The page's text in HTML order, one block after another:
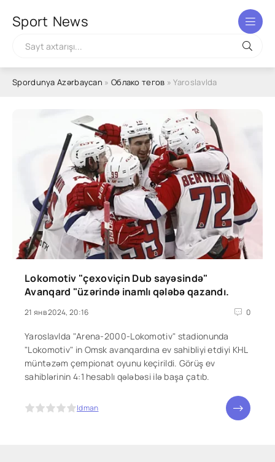
Sport News
Spordunya Azərbaycan » Облако тегов » Yaroslavlda
Lokomotiv "çexoviçin Dub sayəsində"
Avanqard "üzərində inamlı qələbə qazandı.
21 янв 2024, 20:16 0
Yaroslavlda "Arena-2000-Lokomotiv" stadionunda
"Lokomotiv" in Omsk avanqardına ev sahibliyi etdiyi KHL
müntəzəm çempionat oyunu keçirildi. Görüş ev
sahiblərinin 4:1 hesablı qələbəsi ilə başa çatıb.
Idman